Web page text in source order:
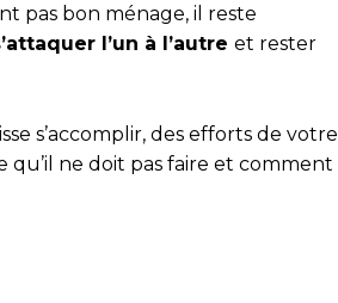
pas bon ménage, il reste
l’un à l’autre et rester
s’accomplir, des efforts de votre
ne doit pas faire et comment